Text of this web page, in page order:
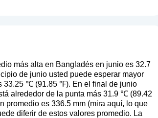
más alta en Bangladés en junio es 32.7
de junio usted puede esperar mayor
33.25 ℃ (91.85 ℉). En el final de junio
alrededor de la punta más 31.9 ℃ (89.42
promedio es 336.5 mm (mira aquí, lo que
diferir de estos valores promedio. La